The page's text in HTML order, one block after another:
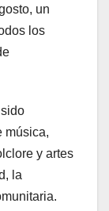
un
los
música,
y artes
la